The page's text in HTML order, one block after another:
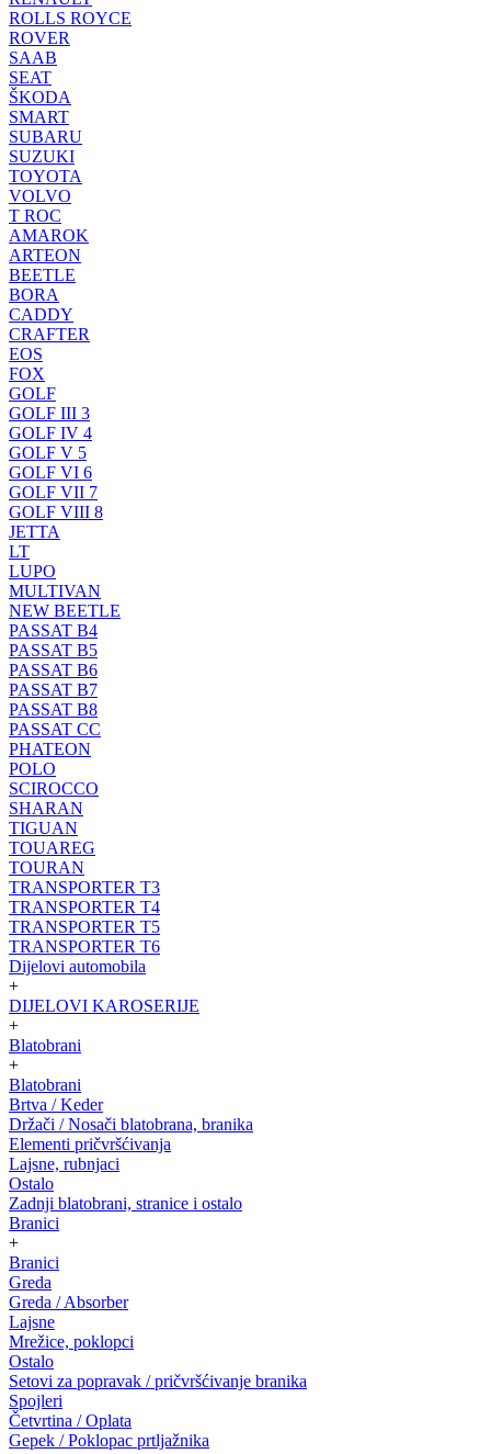
ROLLS ROYCE
ROVER
SAAB
SEAT
ŠKODA
SMART
SUBARU
SUZUKI
TOYOTA
VOLVO
T ROC
AMAROK
ARTEON
BEETLE
BORA
CADDY
CRAFTER
EOS
FOX
GOLF
GOLF III 3
GOLF IV 4
GOLF V 5
GOLF VI 6
GOLF VII 7
GOLF VIII 8
JETTA
LT
LUPO
MULTIVAN
NEW BEETLE
PASSAT B4
PASSAT B5
PASSAT B6
PASSAT B7
PASSAT B8
PASSAT CC
PHATEON
POLO
SCIROCCO
SHARAN
TIGUAN
TOUAREG
TOURAN
TRANSPORTER T3
TRANSPORTER T4
TRANSPORTER T5
TRANSPORTER T6
Dijelovi automobila
+
DIJELOVI KAROSERIJE
+
Blatobrani
+
Blatobrani
Brtva / Keder
Držači / Nosači blatobrana, branika
Elementi pričvršćivanja
Lajsne, rubnjaci
Ostalo
Zadnji blatobrani, stranice i ostalo
Branici
+
Branici
Greda
Greda / Absorber
Lajsne
Mrežice, poklopci
Ostalo
Setovi za popravak / pričvršćivanje branika
Spojleri
Četvrtina / Oplata
Gepek / Poklopac prtljažnika